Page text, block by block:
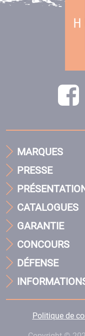
MARQUES
PRESSE
CATALOGUES
GARANTIE
CONCOURS
DÉFENSE
Politique de